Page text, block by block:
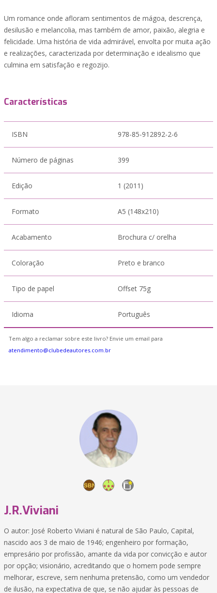
Um romance onde afloram sentimentos de mágoa, descrença,
desilusão e melancolia, mas também de amor, paixão, alegria e
felicidade. Uma história de vida admirável, envolta por muita ação
e realizações, caracterizada por determinação e idealismo que
culmina em satisfação e regozijo.
Características
ISBN 978-85-912892-2-6
Número de páginas 399
Edição 1 (2011)
Formato A5 (148x210)
Acabamento Brochura c/ orelha
Coloração Preto e branco
Tipo de papel Offset 75g
Idioma Português
Tem algo a reclamar sobre este livro? Envie um email para
atendimento@clubedeautores.com.br
J.R.Viviani
O autor: José Roberto Viviani é natural de São Paulo, Capital,
nascido aos 3 de maio de 1946; engenheiro por formação,
empresário por profissão, amante da vida por convicção e autor
por opção; visionário, acreditando que o homem pode sempre
melhorar, escreve, sem nenhuma pretensão, como um vendedor
de ilusão, na expectativa de que, se não ajudar às pessoas de